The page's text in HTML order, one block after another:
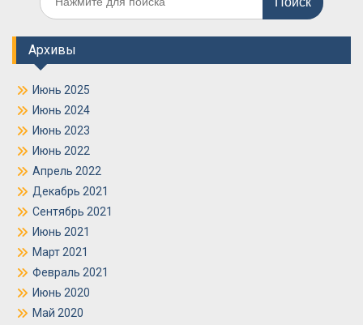
по:
Архивы
Июнь 2025
Июнь 2024
Июнь 2023
Июнь 2022
Апрель 2022
Декабрь 2021
Сентябрь 2021
Июнь 2021
Март 2021
Февраль 2021
Июнь 2020
Май 2020